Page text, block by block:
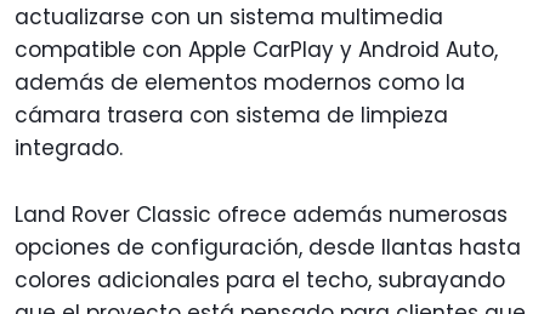
actualizarse con un sistema multimedia
compatible con Apple CarPlay y Android Auto,
además de elementos modernos como la
cámara trasera con sistema de limpieza
integrado.
Land Rover Classic ofrece además numerosas
opciones de configuración, desde llantas hasta
colores adicionales para el techo, subrayando